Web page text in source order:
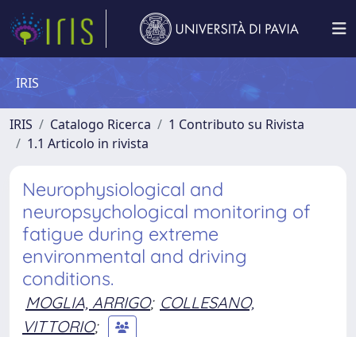
IRIS
IRIS Catalogo Ricerca
1 Contributo su Rivista
1.1 Articolo in rivista
Neurophysiological and
neuropsychological monitoring of
fatigue during extreme
environmental and driving
conditions.
MOGLIA, ARRIGO; COLLESANO,
VITTORIO;